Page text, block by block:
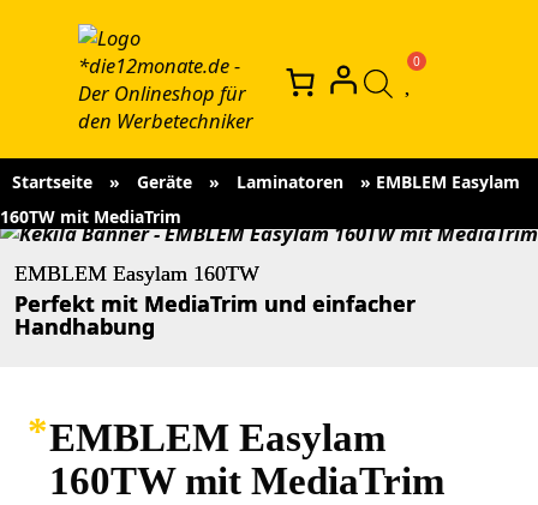
Startseite » Geräte » Laminatoren » EMBLEM Easylam
160TW mit MediaTrim
EMBLEM Easylam 160TW
Perfekt mit MediaTrim und einfacher
Handhabung
EMBLEM Easylam
160TW mit MediaTrim